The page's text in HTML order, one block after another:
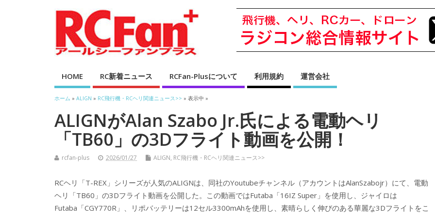
HOME RC新着ニュース RCFan-Plusについて 利用規約 運営会社
ホーム » ALIGN » RC飛行機・RCヘリ関連ニュース>> » 表示中 »
ALIGNがAlan Szabo Jr.氏による電動ヘリ
「TB60」の3Dフライト動画を公開！
rcfan-plus 2026/01/27 ALIGN, RC飛行機・RCヘリ関連ニュース>>
RCヘリ「T-REX」シリーズが人気のALIGNは、同社のYoutubeチャンネル（アカウントはAlanSzabojr）にて、電動
ヘリ「TB60」の3Dフライト動画を公開した。この動画ではFutaba「16IZ Super」を使用し、ジャイロは
Futaba「CGY770R」、リポバッテリーは12セル3300mAhを使用し、素晴らしく伸びのある華麗な3Dフライトをこ